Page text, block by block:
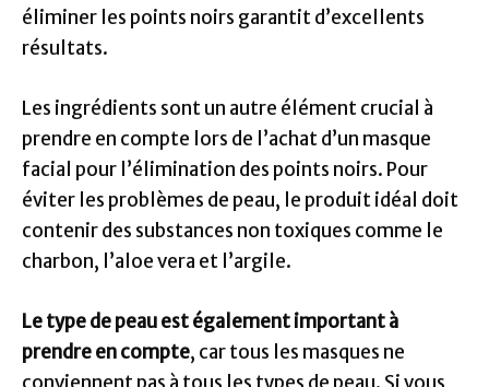
éliminer les points noirs garantit d’excellents
résultats.
Les ingrédients sont un autre élément crucial à
prendre en compte lors de l’achat d’un masque
facial pour l’élimination des points noirs. Pour
éviter les problèmes de peau, le produit idéal doit
contenir des substances non toxiques comme le
charbon, l’aloe vera et l’argile.
Le type de peau est également important à
prendre en compte, car tous les masques ne